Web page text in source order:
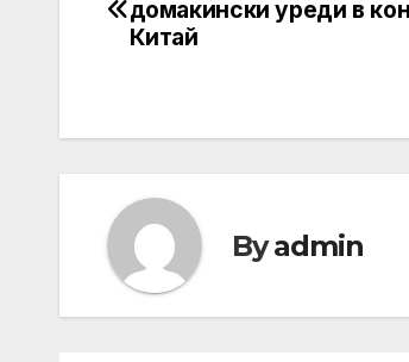
navigation
домакински уреди в
Китай
Byadmin